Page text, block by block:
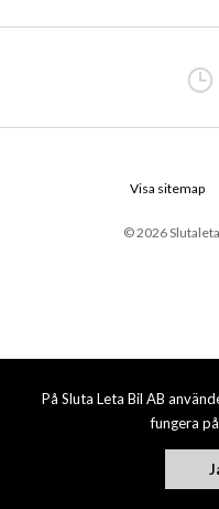
På Sluta Leta Bil AB
fungera
© 2026
Visa sitemap